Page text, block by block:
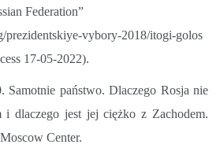
Federation”
prezidentskiye-vybory-2018/itogi-golos
17-05-2022).
Samotnie państwo. Dlaczego Rosja nie
i dlaczego jest jej ciężko z Zachodem.
Center.